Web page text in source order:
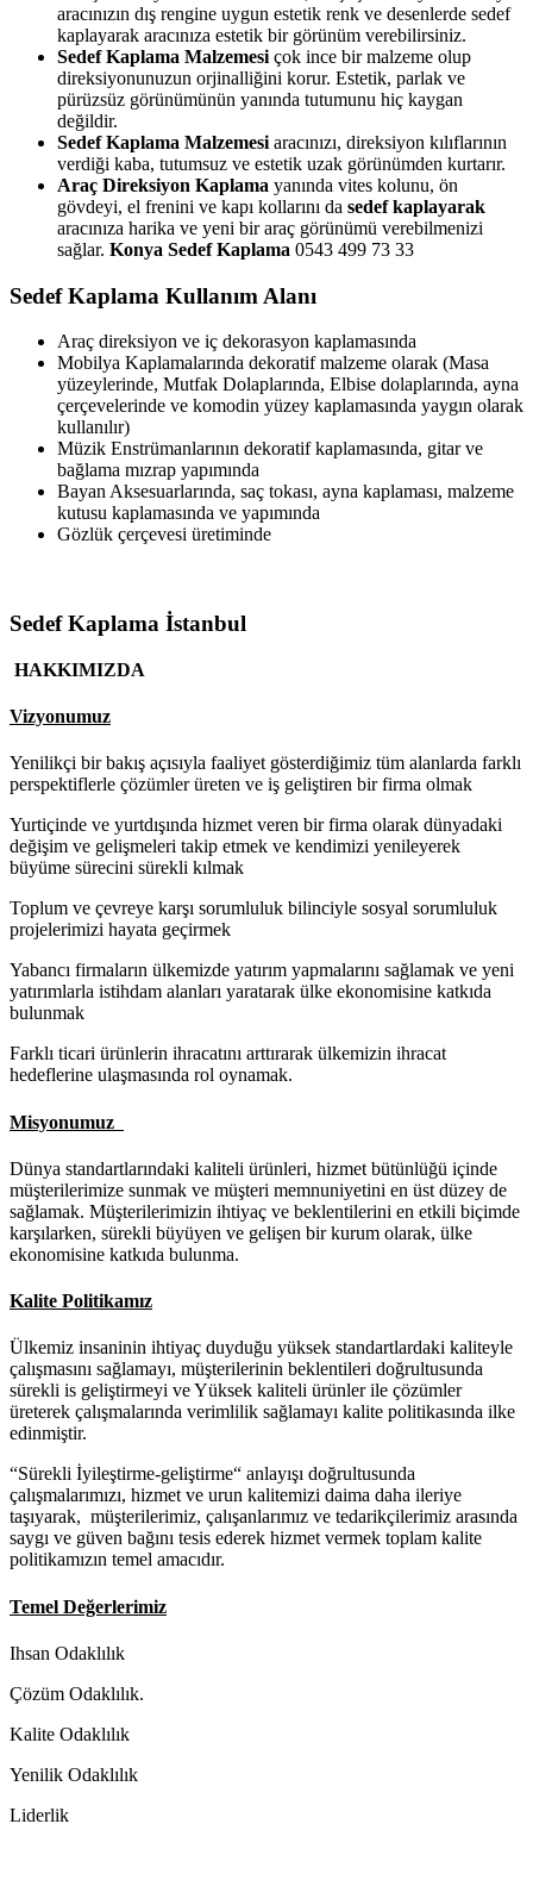
aracınızın dış rengine uygun estetik renk ve desenlerde sedef
kaplayarak aracınıza estetik bir görünüm verebilirsiniz.
Sedef Kaplama Malzemesi çok ince bir malzeme olup
direksiyonunuzun orjinalliğini korur. Estetik, parlak ve
pürüzsüz görünümünün yanında tutumunu hiç kaygan
değildir.
Sedef Kaplama Malzemesi aracınızı, direksiyon kılıflarının
verdiği kaba, tutumsuz ve estetik uzak görünümden kurtarır.
Araç Direksiyon Kaplama yanında vites kolunu, ön
gövdeyi, el frenini ve kapı kollarını da sedef kaplayarak
aracınıza harika ve yeni bir araç görünümü verebilmenizi
sağlar. Konya Sedef Kaplama 0543 499 73 33
Sedef Kaplama Kullanım Alanı
Araç direksiyon ve iç dekorasyon kaplamasında
Mobilya Kaplamalarında dekoratif malzeme olarak (Masa
yüzeylerinde, Mutfak Dolaplarında, Elbise dolaplarında, ayna
çerçevelerinde ve komodin yüzey kaplamasında yaygın olarak
kullanılır)
Müzik Enstrümanlarının dekoratif kaplamasında, gitar ve
bağlama mızrap yapımında
Bayan Aksesuarlarında, saç tokası, ayna kaplaması, malzeme
kutusu kaplamasında ve yapımında
Gözlük çerçevesi üretiminde
Sedef Kaplama İstanbul
HAKKIMIZDA
Vizyonumuz
Yenilikçi bir bakış açısıyla faaliyet gösterdiğimiz tüm alanlarda farklı
perspektiflerle çözümler üreten ve iş geliştiren bir firma olmak
Yurtiçinde ve yurtdışında hizmet veren bir firma olarak dünyadaki
değişim ve gelişmeleri takip etmek ve kendimizi yenileyerek
büyüme sürecini sürekli kılmak
Toplum ve çevreye karşı sorumluluk bilinciyle sosyal sorumluluk
projelerimizi hayata geçirmek
Yabancı firmaların ülkemizde yatırım yapmalarını sağlamak ve yeni
yatırımlarla istihdam alanları yaratarak ülke ekonomisine katkıda
bulunmak
Farklı ticari ürünlerin ihracatını arttırarak ülkemizin ihracat
hedeflerine ulaşmasında rol oynamak.
Misyonumuz
Dünya standartlarındaki kaliteli ürünleri, hizmet bütünlüğü içinde
müşterilerimize sunmak ve müşteri memnuniyetini en üst düzey de
sağlamak. Müşterilerimizin ihtiyaç ve beklentilerini en etkili biçimde
karşılarken, sürekli büyüyen ve gelişen bir kurum olarak, ülke
ekonomisine katkıda bulunma.
Kalite Politikamız
Ülkemiz insaninin ihtiyaç duyduğu yüksek standartlardaki kaliteyle
çalışmasını sağlamayı, müşterilerinin beklentileri doğrultusunda
sürekli is geliştirmeyi ve Yüksek kaliteli ürünler ile çözümler
üreterek çalışmalarında verimlilik sağlamayı kalite politikasında ilke
edinmiştir.
“Sürekli İyileştirme-geliştirme“ anlayışı doğrultusunda
çalışmalarımızı, hizmet ve urun kalitemizi daima daha ileriye
taşıyarak, müşterilerimiz, çalışanlarımız ve tedarikçilerimiz arasında
saygı ve güven bağını tesis ederek hizmet vermek toplam kalite
politikamızın temel amacıdır.
Temel Değerlerimiz
Ihsan Odaklılık
Çözüm Odaklılık.
Kalite Odaklılık
Yenilik Odaklılık
Liderlik